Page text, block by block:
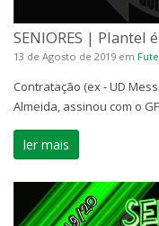
SENIORES | Plantel
13 de Agosto de 2019 em
Contratação (ex - UD
Almeida, assinou com o
ler mais